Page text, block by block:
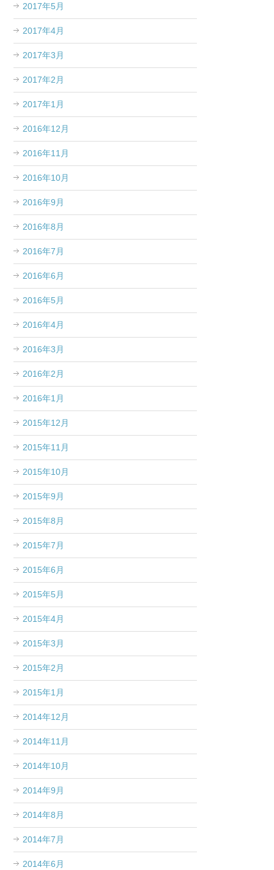
2017年5月
2017年4月
2017年3月
2017年2月
2017年1月
2016年12月
2016年11月
2016年10月
2016年9月
2016年8月
2016年7月
2016年6月
2016年5月
2016年4月
2016年3月
2016年2月
2016年1月
2015年12月
2015年11月
2015年10月
2015年9月
2015年8月
2015年7月
2015年6月
2015年5月
2015年4月
2015年3月
2015年2月
2015年1月
2014年12月
2014年11月
2014年10月
2014年9月
2014年8月
2014年7月
2014年6月